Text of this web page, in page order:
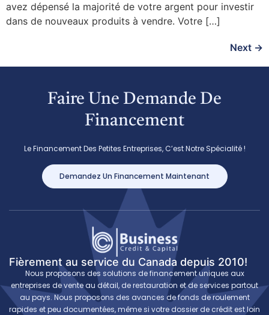
avez dépensé la majorité de votre argent pour investir
dans de nouveaux produits à vendre. Votre […]
Next →
Faire Une Demande De
Financement
Le Financement Des Petites Entreprises, C’est Notre Spécialité !
Demandez Un Financement Maintenant
Fièrement au service du Canada depuis 2010!
Nous proposons des solutions de financement uniques aux
entreprises de vente au détail, de restauration et de services partout
au pays. Nous proposons des avances de fonds de roulement
rapides et peu documentées, même si votre dossier de crédit est loin